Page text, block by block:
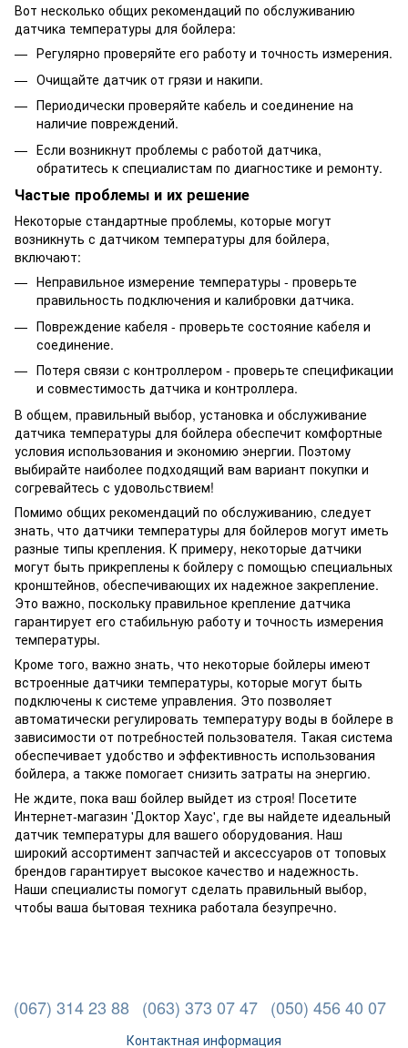
Вот несколько общих рекомендаций по обслуживанию
датчика температуры для бойлера:
Регулярно проверяйте его работу и точность измерения.
Очищайте датчик от грязи и накипи.
Периодически проверяйте кабель и соединение на
наличие повреждений.
Если возникнут проблемы с работой датчика,
обратитесь к специалистам по диагностике и ремонту.
Частые проблемы и их решение
Некоторые стандартные проблемы, которые могут
возникнуть с датчиком температуры для бойлера,
включают:
Неправильное измерение температуры - проверьте
правильность подключения и калибровки датчика.
Повреждение кабеля - проверьте состояние кабеля и
соединение.
Потеря связи с контроллером - проверьте спецификации
и совместимость датчика и контроллера.
В общем, правильный выбор, установка и обслуживание
датчика температуры для бойлера обеспечит комфортные
условия использования и экономию энергии. Поэтому
выбирайте наиболее подходящий вам вариант покупки и
согревайтесь с удовольствием!
Помимо общих рекомендаций по обслуживанию, следует
знать, что датчики температуры для бойлеров могут иметь
разные типы крепления. К примеру, некоторые датчики
могут быть прикреплены к бойлеру с помощью специальных
кронштейнов, обеспечивающих их надежное закрепление.
Это важно, поскольку правильное крепление датчика
гарантирует его стабильную работу и точность измерения
температуры.
Кроме того, важно знать, что некоторые бойлеры имеют
встроенные датчики температуры, которые могут быть
подключены к системе управления. Это позволяет
автоматически регулировать температуру воды в бойлере в
зависимости от потребностей пользователя. Такая система
обеспечивает удобство и эффективность использования
бойлера, а также помогает снизить затраты на энергию.
Не ждите, пока ваш бойлер выйдет из строя! Посетите
Интернет-магазин 'Доктор Хаус', где вы найдете идеальный
датчик температуры для вашего оборудования. Наш
широкий ассортимент запчастей и аксессуаров от топовых
брендов гарантирует высокое качество и надежность.
Наши специалисты помогут сделать правильный выбор,
чтобы ваша бытовая техника работала безупречно.
(067) 314 23 88 (063) 373 07 47 (050) 456 40 07
Контактная информация